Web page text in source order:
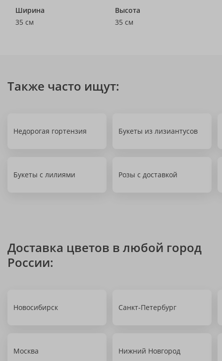
Ширина
35 см
Высота
35 см
Также часто ищут:
Недорогая гортензия Букеты из лизиантусов
Букеты с лилиями Розы с доставкой
Доставка цветов в любой город
России:
Новосибирск Санкт-Петербург
Москва Нижний Новгород